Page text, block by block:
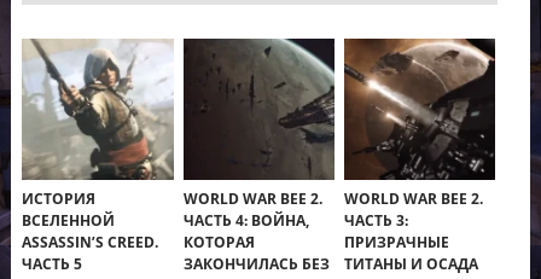
ИСТОРИЯ
ВСЕЛЕННОЙ
ASSASSIN’S CREED.
ЧАСТЬ 5
WORLD WAR BEE 2.
ЧАСТЬ 4: ВОЙНА,
КОТОРАЯ
ЗАКОНЧИЛАСЬ БЕЗ
WORLD WAR BEE 2.
ЧАСТЬ 3:
ПРИЗРАЧНЫЕ
ТИТАНЫ И ОСАДА